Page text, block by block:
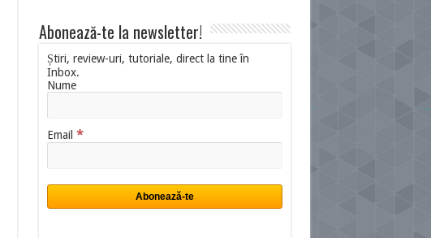
Abonează-te la newsletter!
Știri, review-uri, tutoriale, direct la tine în
Inbox.
Nume
Email *